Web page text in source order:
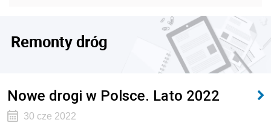
Remonty dróg
Nowe drogi w Polsce. Lato 2022
30 cze 2022